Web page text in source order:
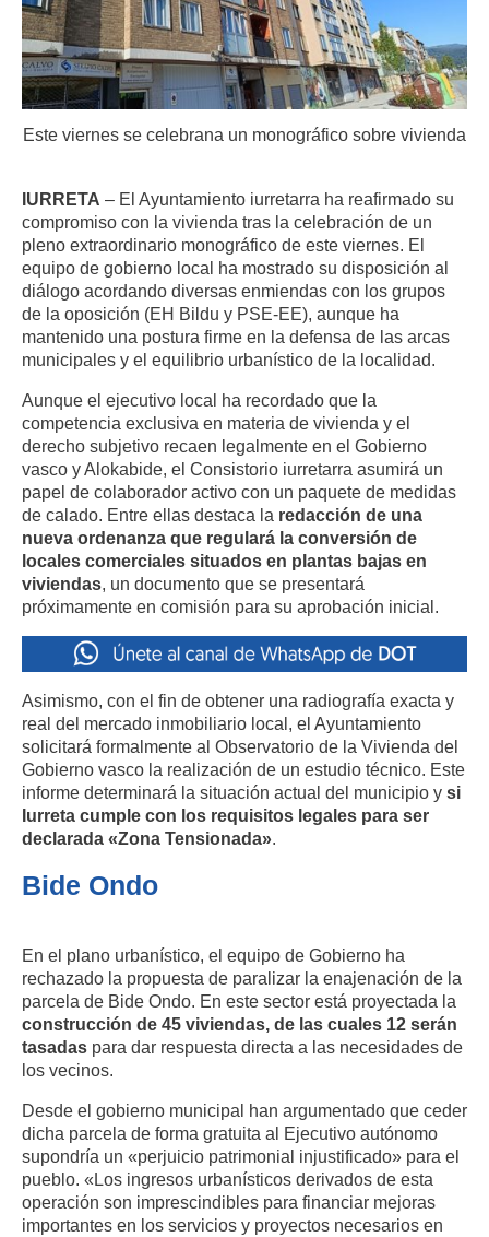
Este viernes se celebrana un monográfico sobre vivienda
IURRETA – El Ayuntamiento iurretarra ha reafirmado su
compromiso con la vivienda tras la celebración de un
pleno extraordinario monográfico de este viernes. El
equipo de gobierno local ha mostrado su disposición al
diálogo acordando diversas enmiendas con los grupos
de la oposición (EH Bildu y PSE-EE), aunque ha
mantenido una postura firme en la defensa de las arcas
municipales y el equilibrio urbanístico de la localidad.
Aunque el ejecutivo local ha recordado que la
competencia exclusiva en materia de vivienda y el
derecho subjetivo recaen legalmente en el Gobierno
vasco y Alokabide, el Consistorio iurretarra asumirá un
papel de colaborador activo con un paquete de medidas
de calado. Entre ellas destaca la redacción de una
nueva ordenanza que regulará la conversión de
locales comerciales situados en plantas bajas en
viviendas, un documento que se presentará
próximamente en comisión para su aprobación inicial.
Asimismo, con el fin de obtener una radiografía exacta y
real del mercado inmobiliario local, el Ayuntamiento
solicitará formalmente al Observatorio de la Vivienda del
Gobierno vasco la realización de un estudio técnico. Este
informe determinará la situación actual del municipio y si
Iurreta cumple con los requisitos legales para ser
declarada «Zona Tensionada».
Bide Ondo
En el plano urbanístico, el equipo de Gobierno ha
rechazado la propuesta de paralizar la enajenación de la
parcela de Bide Ondo. En este sector está proyectada la
construcción de 45 viviendas, de las cuales 12 serán
tasadas para dar respuesta directa a las necesidades de
los vecinos.
Desde el gobierno municipal han argumentado que ceder
dicha parcela de forma gratuita al Ejecutivo autónomo
supondría un «perjuicio patrimonial injustificado» para el
pueblo. «Los ingresos urbanísticos derivados de esta
operación son imprescindibles para financiar mejoras
importantes en los servicios y proyectos necesarios en